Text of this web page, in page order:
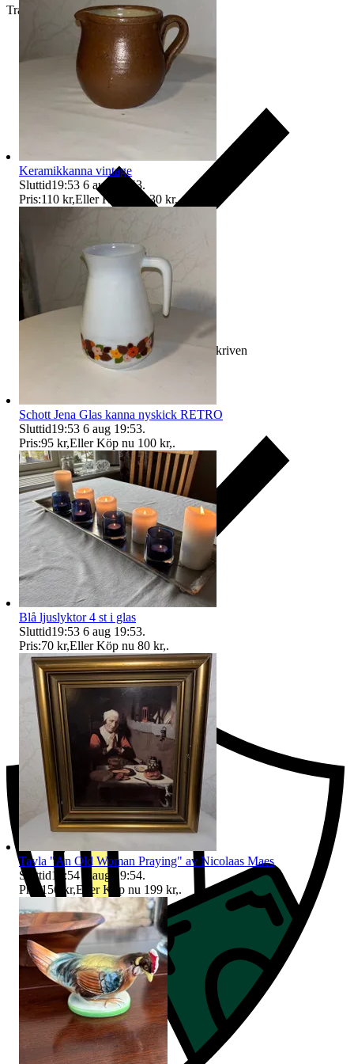
Traderas köparskydd
Ersättning om varan inte är som beskriven
Ersättning om du inte får din vara
Keramikkanna vintage
Sluttid19:53 6 aug 19:53.
Pris:110 kr,Eller Köp nu 130 kr,.
Schott Jena Glas kanna nyskick RETRO
Sluttid19:53 6 aug 19:53.
Pris:95 kr,Eller Köp nu 100 kr,.
Blå ljuslyktor 4 st i glas
Sluttid19:53 6 aug 19:53.
Pris:70 kr,Eller Köp nu 80 kr,.
Tavla "An Old Woman Praying" av Nicolaas Maes
Sluttid19:54 6 aug 19:54.
Pris: 150 kr,Eller Köp nu 199 kr,.